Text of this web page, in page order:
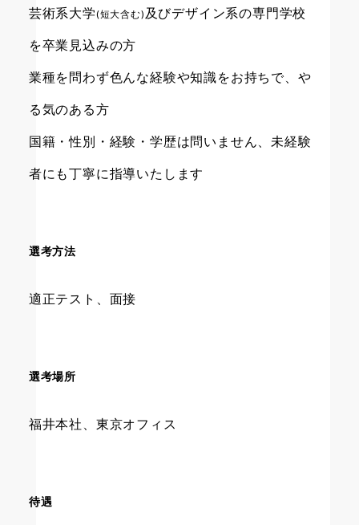
芸術系大学(短大含む) 及びデザイン系の専門学校
を卒業見込みの方
業種を問わず色んな経験や知識をお持ちで、や
る気のある方
国籍・性別・経験・学歴は問いません、未経験
者にも丁寧に指導いたします
選考方法
適正テスト、面接
選考場所
福井本社、東京オフィス
待遇